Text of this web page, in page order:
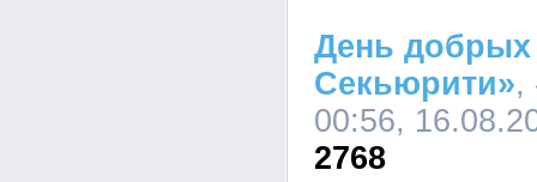
День
Секьюрити»,
00:56,
2768